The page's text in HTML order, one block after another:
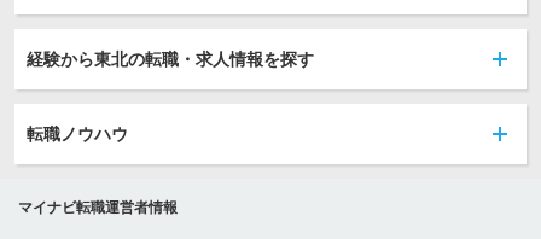
経験から東北の転職・求人情報を探す
転職ノウハウ
マイナビ転職運営者情報